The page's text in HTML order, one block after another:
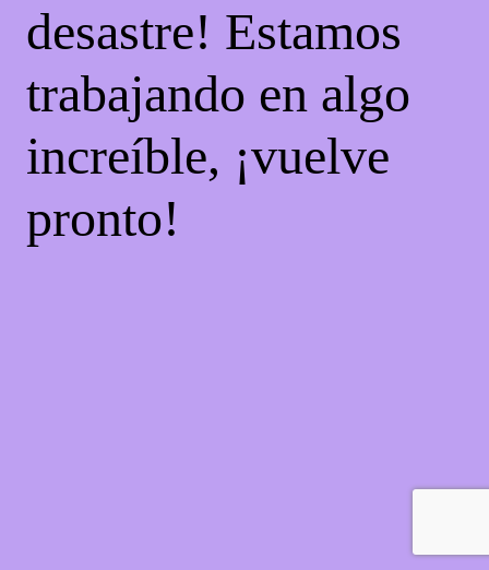
desastre! Estamos
trabajando en algo
increíble, ¡vuelve
pronto!